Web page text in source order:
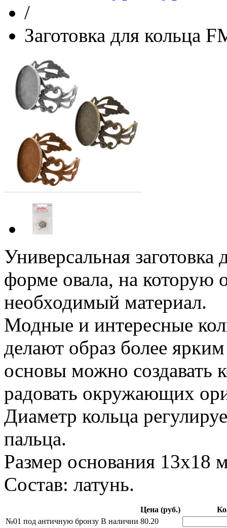
/
Заготовка для кольца
Универсальная
форме овала, на которую
необходимый материал.
Модные и интересные
делают образ более
основы можно создавать
радовать окружающих
Диаметр кольца
пальца.
Размер основания 13х18
Состав: латунь.
Цена (руб.)
№01 под античную бронзу В наличии 80.20